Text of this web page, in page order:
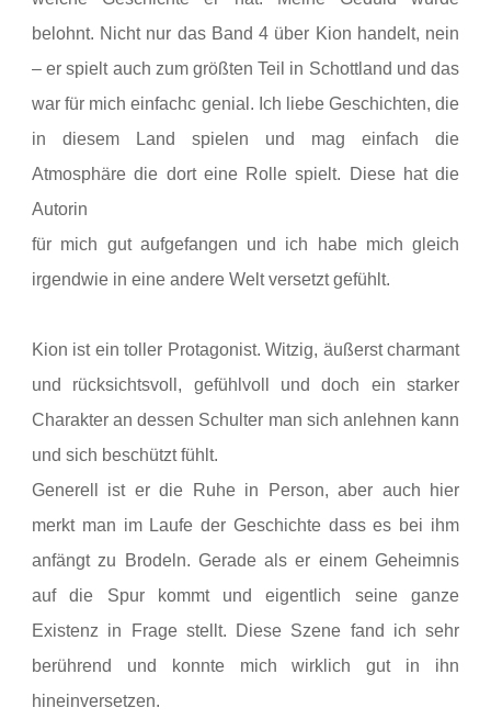
belohnt. Nicht nur das Band 4 über Kion handelt, nein
– er spielt auch zum größten Teil in Schottland und das
war für mich einfachc genial. Ich liebe Geschichten, die
in diesem Land spielen und mag einfach die
Atmosphäre die dort eine Rolle spielt. Diese hat die
Autorin
für mich gut aufgefangen und ich habe mich gleich
irgendwie in eine andere Welt versetzt gefühlt.
Kion ist ein toller Protagonist. Witzig, äußerst charmant
und rücksichtsvoll, gefühlvoll und doch ein starker
Charakter an dessen Schulter man sich anlehnen kann
und sich beschützt fühlt.
Generell ist er die Ruhe in Person, aber auch hier
merkt man im Laufe der Geschichte dass es bei ihm
anfängt zu Brodeln. Gerade als er einem Geheimnis
auf die Spur kommt und eigentlich seine ganze
Existenz in Frage stellt. Diese Szene fand ich sehr
berührend und konnte mich wirklich gut in ihn
hineinversetzen.